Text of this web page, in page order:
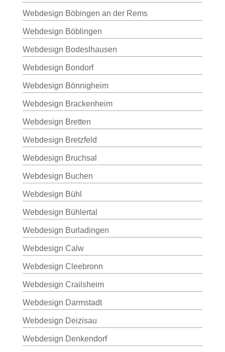
Webdesign Böbingen an der Rems
Webdesign Böblingen
Webdesign Bodeslhausen
Webdesign Bondorf
Webdesign Bönnigheim
Webdesign Brackenheim
Webdesign Bretten
Webdesign Bretzfeld
Webdesign Bruchsal
Webdesign Buchen
Webdesign Bühl
Webdesign Bühlertal
Webdesign Burladingen
Webdesign Calw
Webdesign Cleebronn
Webdesign Crailsheim
Webdesign Darmstadt
Webdesign Deizisau
Webdesign Denkendorf